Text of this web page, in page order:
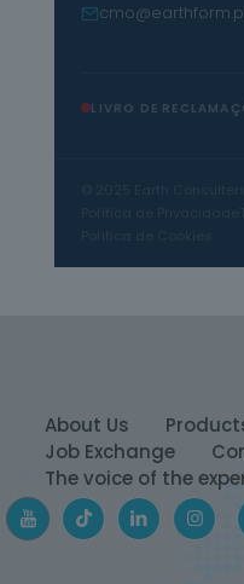
LIVRO DE
About Us
Job Exchange
The voice of the